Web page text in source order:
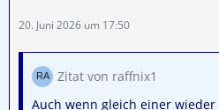
20. Juni 2026 um 17:50
Zitat von raffnix1
Auch wenn gleich einer